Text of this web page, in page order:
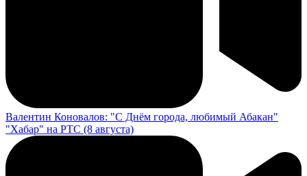
Валентин Коновалов: "С Днём города, любимый Абакан"
"Хабар" на РТС (8 августа)